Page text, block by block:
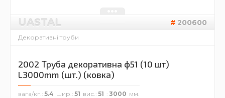
UASTAL 200600
Декоративні труби
2002 Труба декоративна ф51 (10 шт)
L3000mm (шт.) (ковка)
вага/кг. 5.4 шир. 51 вис. 51 3000